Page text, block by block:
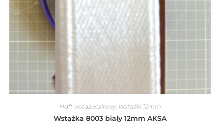
Haft wstążeczkowy, Wstążki 12mm
Wstążka 8003 biały 12mm AKSA